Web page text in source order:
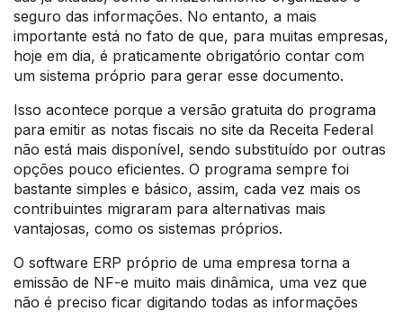
seguro das informações. No entanto, a mais
importante está no fato de que, para muitas empresas,
hoje em dia, é praticamente obrigatório contar com
um sistema próprio para gerar esse documento.
Isso acontece porque a versão gratuita do programa
para emitir as notas fiscais no site da Receita Federal
não está mais disponível, sendo substituído por outras
opções pouco eficientes. O programa sempre foi
bastante simples e básico, assim, cada vez mais os
contribuintes migraram para alternativas mais
vantajosas, como os sistemas próprios.
O software ERP próprio de uma empresa torna a
emissão de NF-e muito mais dinâmica, uma vez que
não é preciso ficar digitando todas as informações